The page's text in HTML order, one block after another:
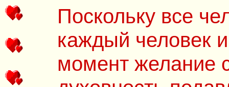
Поскольку все
каждый человек
момент желание